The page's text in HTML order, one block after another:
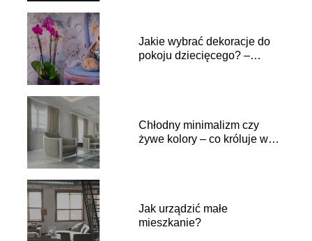
Jakie wybrać dekoracje do
pokoju dziecięcego? –
Chłodny minimalizm czy
żywe kolory – co króluje w
Jak urządzić małe
mieszkanie?